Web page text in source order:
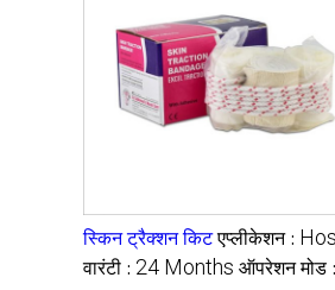
स्किन ट्रैक्शन किट एप्लीकेशन :
वारंटी : 24 Months ऑपरेशन मोड :